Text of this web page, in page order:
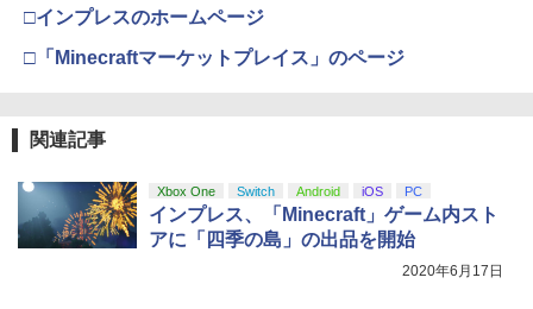
(オリジナル特典:オリジナル巾着＋メー
カー特典:【坤と離】二振りの剣、十翼よ
り来たる！スタジオ描き下ろしイラスト
ボード付) [Blu-ray]
劇場版「鬼滅の刃」無限城編 第一章 猗
窩座再来 完全生産限定版 [Blu-ray]
□インプレスのホームページ
□「Minecraftマーケットプレイス」のページ
関連記事
Xbox One Switch Android iOS PC
インプレス、「Minecraft」ゲーム内スト
アに「四季の島」の出品を開始
2020年6月17日